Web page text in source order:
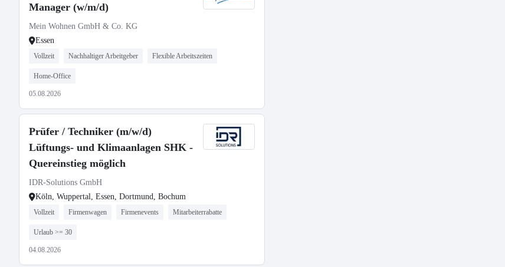
Manager (w/m/d)
Mein Wohnen GmbH & Co. KG
Essen
Vollzeit Nachhaltiger Arbeitgeber Flexible Arbeitszeiten
Home-Office
05.08.2026
Prüfer / Techniker (m/w/d)
Lüftungs- und Klimaanlagen SHK -
Quereinstieg möglich
IDR-Solutions GmbH
Köln, Wuppertal, Essen, Dortmund, Bochum
Vollzeit Firmenwagen Firmenevents Mitarbeiterrabatte
Urlaub >= 30
04.08.2026